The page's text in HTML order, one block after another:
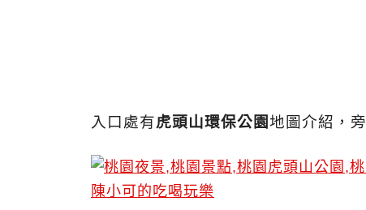
入口處有虎頭山環保公園地圖介紹，